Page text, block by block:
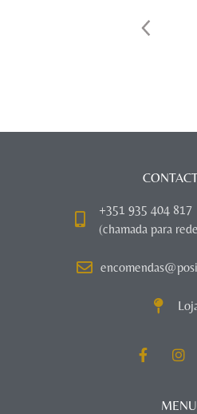
+351 935 404 817
(chamada para
MENU